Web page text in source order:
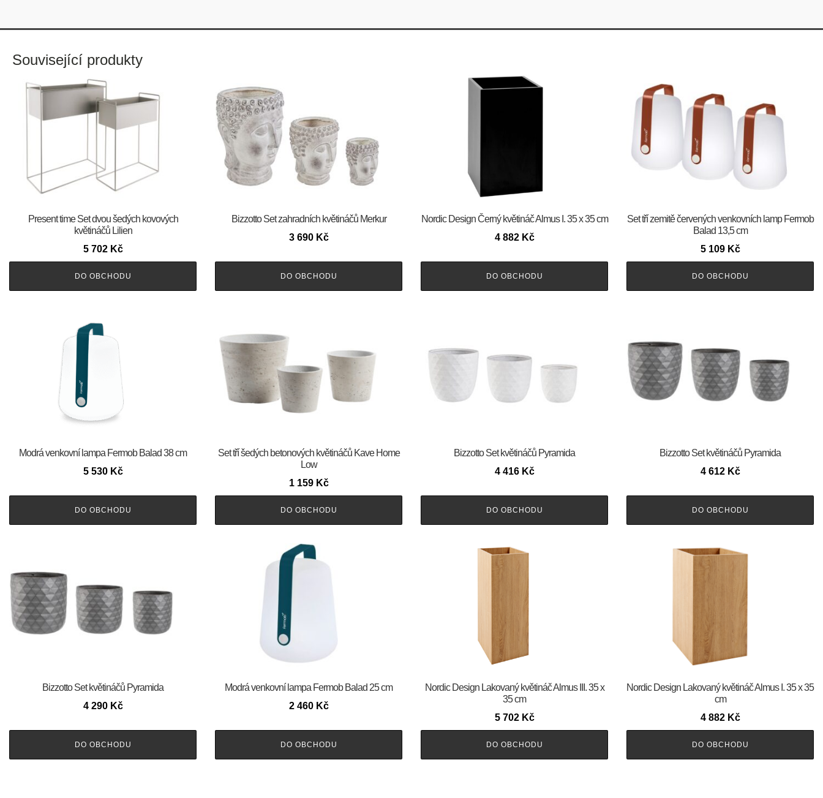
Související produkty
Present time Set dvou šedých kovových
květináčů Lilien
5 702 Kč
DO OBCHODU
Bizzotto Set zahradních květináčů Merkur
3 690 Kč
DO OBCHODU
Nordic Design Černý květináč Almus I. 35 x 35 cm
4 882 Kč
DO OBCHODU
Set tří zemitě červených venkovních lamp Fermob
Balad 13,5 cm
5 109 Kč
DO OBCHODU
Modrá venkovní lampa Fermob Balad 38 cm
5 530 Kč
DO OBCHODU
Set tří šedých betonových květináčů Kave Home
Low
1 159 Kč
DO OBCHODU
Bizzotto Set květináčů Pyramida
4 416 Kč
DO OBCHODU
Bizzotto Set květináčů Pyramida
4 612 Kč
DO OBCHODU
Bizzotto Set květináčů Pyramida
4 290 Kč
DO OBCHODU
Modrá venkovní lampa Fermob Balad 25 cm
2 460 Kč
DO OBCHODU
Nordic Design Lakovaný květináč Almus III. 35 x
35 cm
5 702 Kč
DO OBCHODU
Nordic Design Lakovaný květináč Almus I. 35 x 35
cm
4 882 Kč
DO OBCHODU